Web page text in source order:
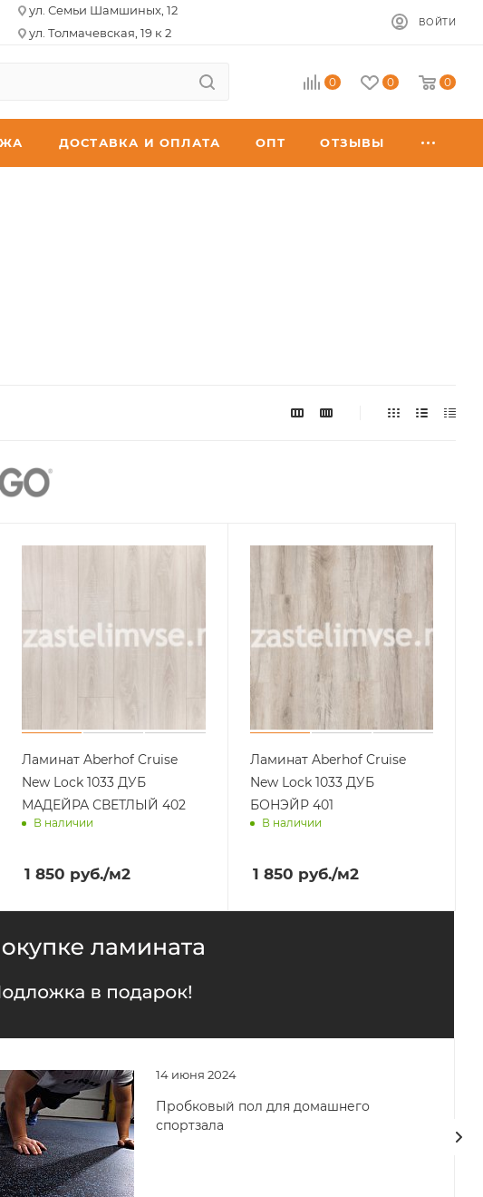
ул. Семьи Шамшиных, 12
ул. Толмачевская, 19 к 2
ВОЙТИ
0 0 0
ДОСТАВКА И ОПЛАТА ОПТ ОТЗЫВЫ
Ламинат Aberhof Cruise
New Lock 1033 ДУБ
МАДЕЙРА СВЕТЛЫЙ 402
В наличии
1 850 руб./м2
Ламинат Aberhof Cruise
New Lock 1033 ДУБ
БОНЭЙР 401
В наличии
1 850 руб./м2
14 июня 2024
Пробковый пол для домашнего
спортзала